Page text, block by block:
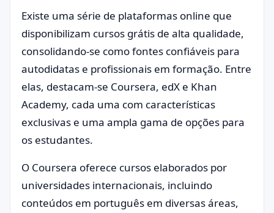
Existe uma série de plataformas online que
disponibilizam cursos grátis de alta qualidade,
consolidando-se como fontes confiáveis para
autodidatas e profissionais em formação. Entre
elas, destacam-se Coursera, edX e Khan
Academy, cada uma com características
exclusivas e uma ampla gama de opções para
os estudantes.
O Coursera oferece cursos elaborados por
universidades internacionais, incluindo
conteúdos em português em diversas áreas,